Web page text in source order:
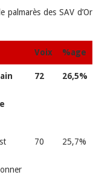
des SAV d’Or
Voix %age
72 26,5%
70 25,7%